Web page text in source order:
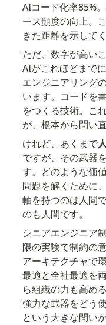
AIコード化率85%
ース頻度の向上。
きた距離を示してく
ただ、数字が高い
AIがこれほどまで
エンジニアリング
います。コードを
をつくる技術。こ
が、根本から問い
けれど、あくまで
ですが、その武器
す。どのような価
問題を解くために
軸を持つのは人間
のも人間です。
シニアエンジニア
限の実験で制約の
アーキテクチャで
最適と全社最適を
ら組織の力も高め
強力な武器をどう
という大きな問い